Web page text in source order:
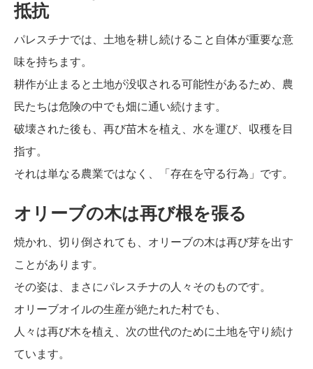
抵抗
パレスチナでは、土地を耕し続けること自体が重要な意
味を持ちます。
耕作が止まると土地が没収される可能性があるため、農
民たちは危険の中でも畑に通い続けます。
破壊された後も、再び苗木を植え、水を運び、収穫を目
指す。
それは単なる農業ではなく、「存在を守る行為」です。
オリーブの木は再び根を張る
焼かれ、切り倒されても、オリーブの木は再び芽を出す
ことがあります。
その姿は、まさにパレスチナの人々そのものです。
オリーブオイルの生産が絶たれた村でも、
人々は再び木を植え、次の世代のために土地を守り続け
ています。